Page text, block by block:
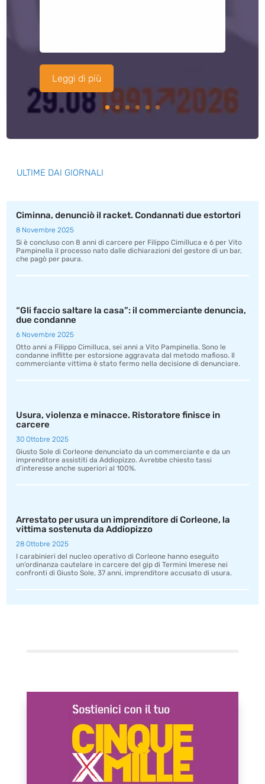
Leggi di più
ULTIME DAI GIORNALI
Ciminna, denunciò il racket. Condannati due estortori
8 Novembre 2025
Si è concluso con 8 anni di carcere per Filippo Cimilluca e 6 per Vito
Pampinella il processo nato dalle dichiarazioni del gestore di un bar,
che pagò per paura.
“Gli faccio saltare la casa”: il commerciante denuncia,
due condanne
6 Novembre 2025
Otto anni a Filippo Cimilluca, sei anni a Vito Pampinella. Sono le
condanne inflitte per estorsione aggravata dal metodo mafioso. Il
commerciante vittima è stato fermo nella decisione di denunciare.
Usura, violenza e minacce. Ristoratore finisce in
carcere
30 Ottobre 2025
Giusto Sole di Corleone denunciato da un commerciante e da un
imprenditore assistiti da Addiopizzo. Avrebbe chiesto tassi
d’interesse anche superiori al 100%.
Arrestato per usura un imprenditore di Corleone, la
vittima sostenuta da Addiopizzo
28 Ottobre 2025
I carabinieri del nucleo operativo di Corleone hanno eseguito
un’ordinanza cautelare in carcere del gip di Termini Imerese nei
confronti di Giusto Sole, 37 anni, imprenditore accusato di usura.